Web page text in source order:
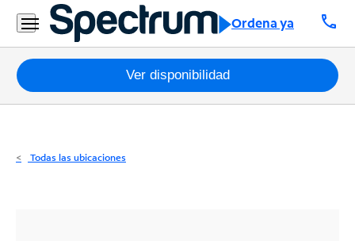
Ordena ya call
Residencial
Business
Paquetes
Internet
Ver disponibilidad
Todas las ubicaciones